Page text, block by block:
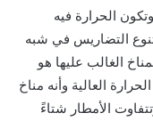
الحرارة فيه
تنوع التضاريس في شبه
الغالب عليها هو
العالية وأنه مناخ
الأمطار شتاءً